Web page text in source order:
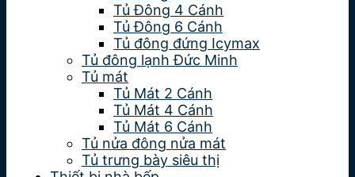
Tủ Đông 4 Cánh
Tủ Đông 6 Cánh
Tủ đông đứng Icymax
Tủ đông lạnh Đức Minh
Tủ mát
Tủ Mát 2 Cánh
Tủ Mát 4 Cánh
Tủ Mát 6 Cánh
Tủ nửa đông nửa mát
Tủ trưng bày siêu thị